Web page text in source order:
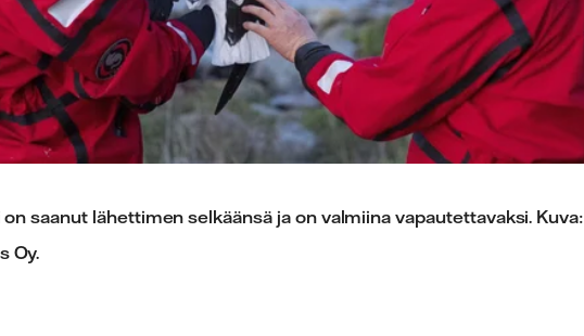
saanut lähettimen selkäänsä ja on valmiina vapautettavaksi. Kuva:
Oy.